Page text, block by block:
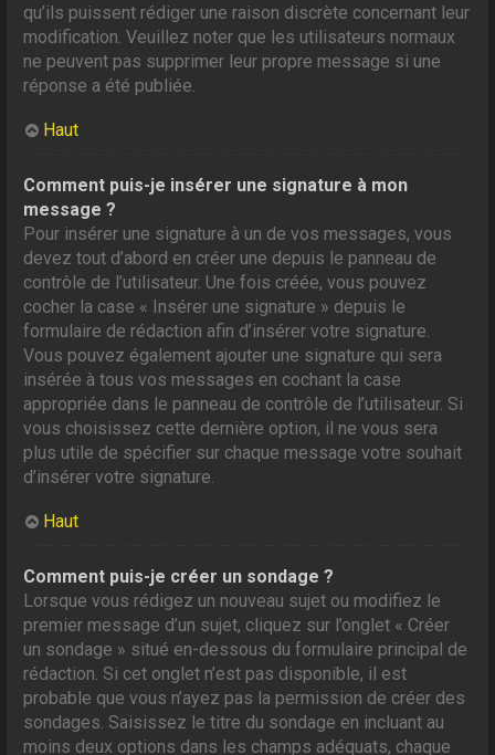
qu’ils puissent rédiger une raison discrète concernant leur
modification. Veuillez noter que les utilisateurs normaux
ne peuvent pas supprimer leur propre message si une
réponse a été publiée.
Haut
Comment puis-je insérer une signature à mon
message ?
Pour insérer une signature à un de vos messages, vous
devez tout d’abord en créer une depuis le panneau de
contrôle de l’utilisateur. Une fois créée, vous pouvez
cocher la case « Insérer une signature » depuis le
formulaire de rédaction afin d’insérer votre signature.
Vous pouvez également ajouter une signature qui sera
insérée à tous vos messages en cochant la case
appropriée dans le panneau de contrôle de l’utilisateur. Si
vous choisissez cette dernière option, il ne vous sera
plus utile de spécifier sur chaque message votre souhait
d’insérer votre signature.
Haut
Comment puis-je créer un sondage ?
Lorsque vous rédigez un nouveau sujet ou modifiez le
premier message d’un sujet, cliquez sur l’onglet « Créer
un sondage » situé en-dessous du formulaire principal de
rédaction. Si cet onglet n’est pas disponible, il est
probable que vous n’ayez pas la permission de créer des
sondages. Saisissez le titre du sondage en incluant au
moins deux options dans les champs adéquats, chaque